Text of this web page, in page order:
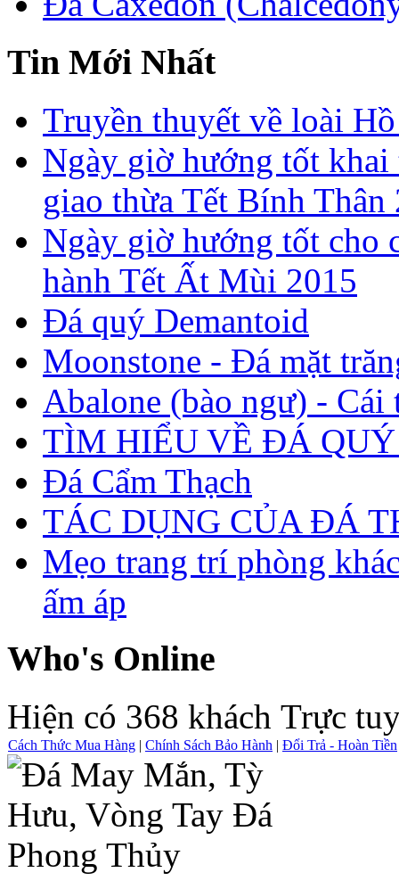
Tin Mới Nhất
Truyền thuyết về loài
Ngày giờ hướng tốt
giao thừa Tết Bính Thân
Ngày giờ hướng tốt cho
hành Tết Ất Mùi 2015
Đá quý Demantoid
Moonstone - Đá mặt
Abalone (bào ngư) - Cái
TÌM HIỂU VỀ ĐÁ QUÝ
Đá Cẩm Thạch
TÁC DỤNG CỦA ĐÁ
Mẹo trang trí phòng
ấm áp
Who's Online
Hiện có 368 khách Trực
Cách Thức Mua Hàng | Chính Sách Bảo Hành | Đổi Trả - Hoàn Tiền